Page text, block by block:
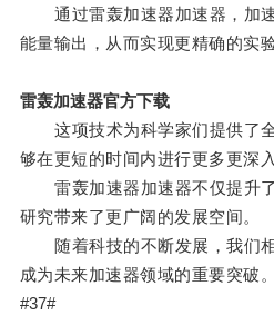
通过雷轰加速器加速器，加速
能量输出，从而实现更精确的实
雷轰加速器官方下载
这项技术为科学家们提供了
够在更短的时间内进行更多更深
雷轰加速器加速器不仅提升
研究带来了更广阔的发展空间。
随着科技的不断发展，我们相
成为未来加速器领域的重要突破。
#37#